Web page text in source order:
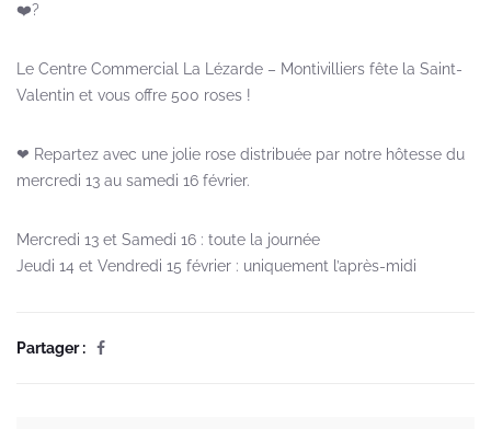
❤️?
Le Centre Commercial La Lézarde – Montivilliers fête la Saint-
Valentin et vous offre 500 roses !
❤ Repartez avec une jolie rose distribuée par notre hôtesse du
mercredi 13 au samedi 16 février.
Mercredi 13 et Samedi 16 : toute la journée
Jeudi 14 et Vendredi 15 février : uniquement l’après-midi
Partager :